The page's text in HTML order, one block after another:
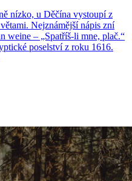
nízko, u Děčína vystoupí z
Nejznámější nápis zní
weine – „Spatříš-li mne, plač.“
poselství z roku 1616.